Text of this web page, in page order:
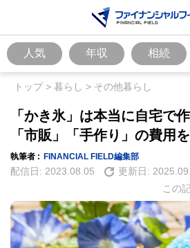
人気 年収 相続
トップ> 暮らし > その他暮らし
「かき氷」は本当に自宅で
「市販」「手作り」の費用
執筆者 : FINANCIAL FIELD編集部
配信日: 2023.08.05 更新日:
この